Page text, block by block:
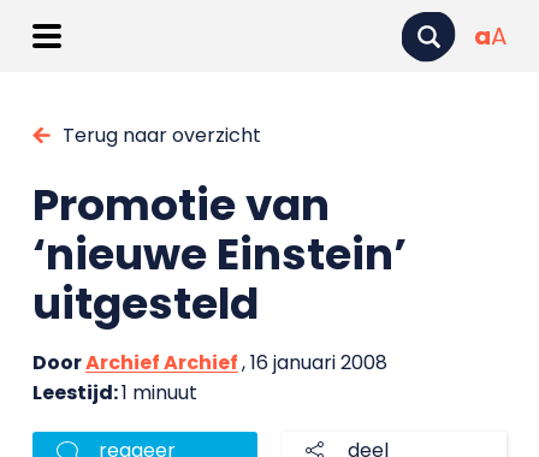
aA
Terug naar overzicht
Promotie van
‘nieuwe Einstein’
uitgesteld
DoorArchief Archief, 16 januari 2008
Leestijd:1 minuut
reageer deel